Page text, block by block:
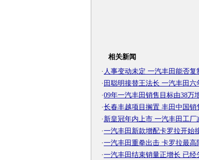
相关新闻
· 人事变动未定 一汽丰田能否复
· 田聪明接替王法长 一汽丰田六
·09年一汽丰田销售目标由38万
·长春丰越项目搁置 丰田中国销
· 新皇冠年内上市 一汽丰田工厂
·一汽丰田新款增配卡罗拉开始
·一汽丰田重拳出击 卡罗拉最高
·一汽丰田结束销量正增长 已经